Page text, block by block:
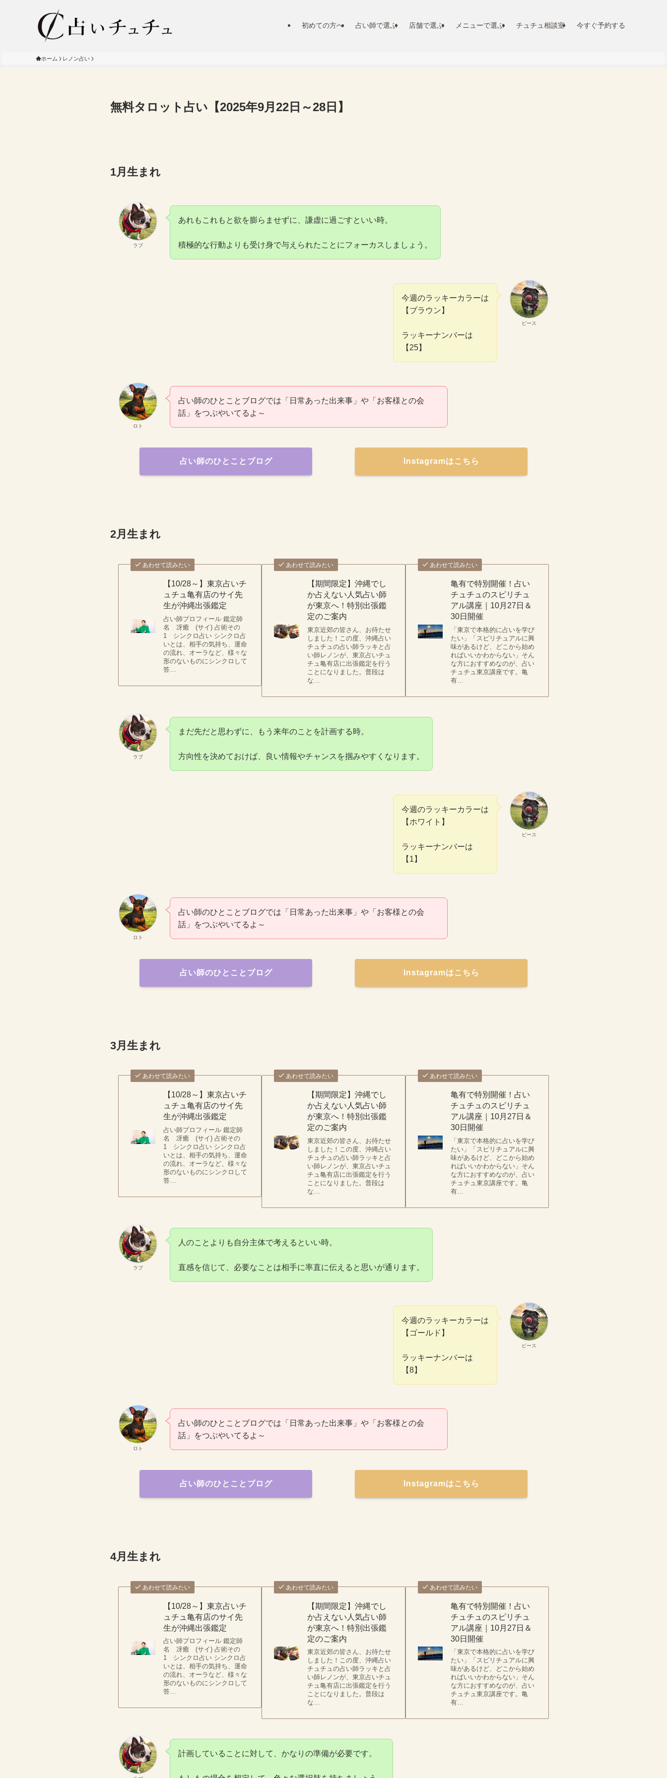
初めての方へ 占い師で選ぶ 店舗で選ぶ メニューで選ぶ チュチュ相談室 今すぐ予約する
ホーム レノン占い
無料タロット占い【2025年9月22日～28日】
1月生まれ
ラブ
あれもこれもと欲を膨らませずに、謙虚に過ごすといい時。
積極的な行動よりも受け身で与えられたことにフォーカスしましょう。
ピース
今週のラッキーカラーは
【ブラウン】
ラッキーナンバーは
【25】
ロト
占い師のひとことブログでは「日常あった出来事」や「お客様との会
話」をつぶやいてるよ～
占い師のひとことブログ Instagramはこちら
2月生まれ
あわせて読みたい
【10/28～】東京占いチ
ュチュ亀有店のサイ先
生が沖縄出張鑑定
占い師プロフィール 鑑定師
名 冴癒 (サイ) 占術その
1 シンクロ占い シンクロ占
いとは、相手の気持ち、運命
の流れ、オーラなど、様々な
形のないものにシンクロして
答…
あわせて読みたい
【期間限定】沖縄でし
か占えない人気占い師
が東京へ！特別出張鑑
定のご案内
東京近郊の皆さん、お待たせ
しました！この度、沖縄占い
チュチュの占い師ラッキと占
い師レノンが、東京占いチュ
チュ亀有店に出張鑑定を行う
ことになりました。普段は
な…
あわせて読みたい
亀有で特別開催！占い
チュチュのスピリチュ
アル講座｜10月27日＆
30日開催
「東京で本格的に占いを学び
たい」「スピリチュアルに興
味があるけど、どこから始め
ればいいかわからない」そん
な方におすすめなのが、占い
チュチュ東京講座です。亀
有…
ラブ
まだ先だと思わずに、もう来年のことを計画する時。
方向性を決めておけば、良い情報やチャンスを掴みやすくなります。
ピース
今週のラッキーカラーは
【ホワイト】
ラッキーナンバーは
【1】
ロト
占い師のひとことブログでは「日常あった出来事」や「お客様との会
話」をつぶやいてるよ～
占い師のひとことブログ Instagramはこちら
3月生まれ
あわせて読みたい
【10/28～】東京占いチ
ュチュ亀有店のサイ先
生が沖縄出張鑑定
占い師プロフィール 鑑定師
名 冴癒 (サイ) 占術その
1 シンクロ占い シンクロ占
いとは、相手の気持ち、運命
の流れ、オーラなど、様々な
形のないものにシンクロして
答…
あわせて読みたい
【期間限定】沖縄でし
か占えない人気占い師
が東京へ！特別出張鑑
定のご案内
東京近郊の皆さん、お待たせ
しました！この度、沖縄占い
チュチュの占い師ラッキと占
い師レノンが、東京占いチュ
チュ亀有店に出張鑑定を行う
ことになりました。普段は
な…
あわせて読みたい
亀有で特別開催！占い
チュチュのスピリチュ
アル講座｜10月27日＆
30日開催
「東京で本格的に占いを学び
たい」「スピリチュアルに興
味があるけど、どこから始め
ればいいかわからない」そん
な方におすすめなのが、占い
チュチュ東京講座です。亀
有…
ラブ
人のことよりも自分主体で考えるといい時。
直感を信じて、必要なことは相手に率直に伝えると思いが通ります。
ピース
今週のラッキーカラーは
【ゴールド】
ラッキーナンバーは
【8】
ロト
占い師のひとことブログでは「日常あった出来事」や「お客様との会
話」をつぶやいてるよ～
占い師のひとことブログ Instagramはこちら
4月生まれ
あわせて読みたい
【10/28～】東京占いチ
ュチュ亀有店のサイ先
生が沖縄出張鑑定
占い師プロフィール 鑑定師
名 冴癒 (サイ) 占術その
1 シンクロ占い シンクロ占
いとは、相手の気持ち、運命
の流れ、オーラなど、様々な
形のないものにシンクロして
答…
あわせて読みたい
【期間限定】沖縄でし
か占えない人気占い師
が東京へ！特別出張鑑
定のご案内
東京近郊の皆さん、お待たせ
しました！この度、沖縄占い
チュチュの占い師ラッキと占
い師レノンが、東京占いチュ
チュ亀有店に出張鑑定を行う
ことになりました。普段は
な…
あわせて読みたい
亀有で特別開催！占い
チュチュのスピリチュ
アル講座｜10月27日＆
30日開催
「東京で本格的に占いを学び
たい」「スピリチュアルに興
味があるけど、どこから始め
ればいいかわからない」そん
な方におすすめなのが、占い
チュチュ東京講座です。亀
有…
計画していることに対して、かなりの準備が必要です。